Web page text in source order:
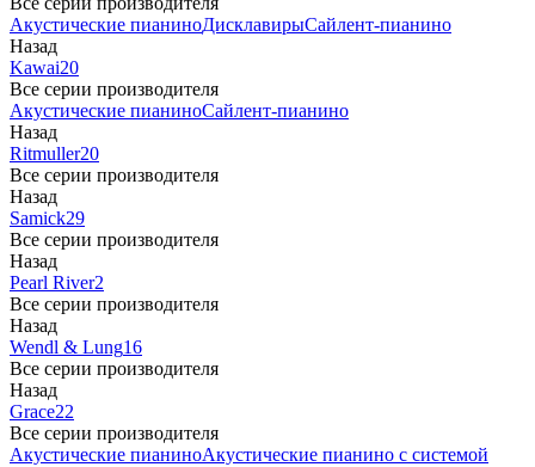
Акустические пианиноДисклавирыСайлент-пианино
Назад
Kawai20
Все серии производителя
Акустические пианиноСайлент-пианино
Назад
Ritmuller20
Все серии производителя
Назад
Samick29
Все серии производителя
Назад
Pearl River2
Все серии производителя
Назад
Wendl & Lung16
Все серии производителя
Назад
Grace22
Все серии производителя
Акустические пианиноАкустические пианино с системой